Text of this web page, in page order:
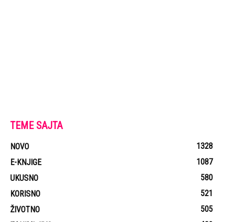
TEME SAJTA
NOVO
1328
E-KNJIGE
1087
UKUSNO
580
KORISNO
521
ŽIVOTNO
505